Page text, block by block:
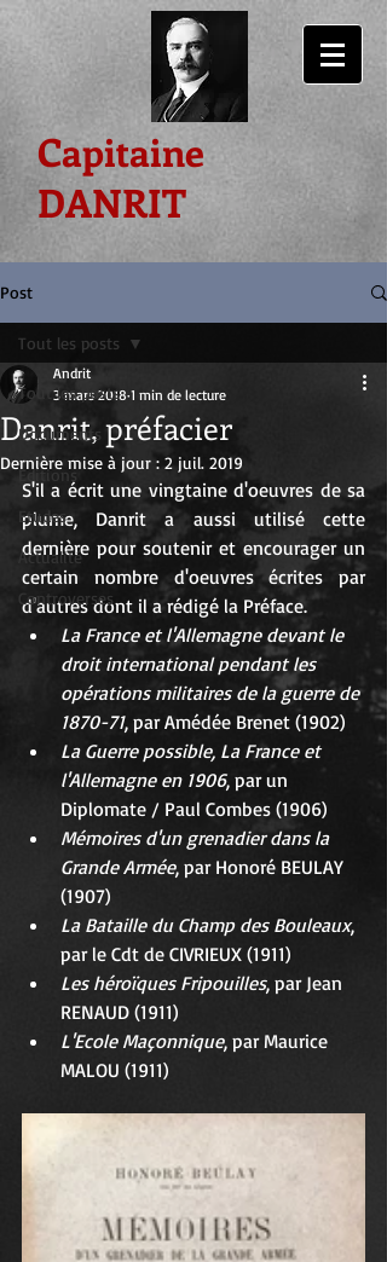
Capitaine
DANRIT
Post
Tout les posts
Documents
Editions
Etudes
Actualité
Controverses
Tout les posts
Danrit, préfacier
Andrit
3 mars 2018 1 min de lecture
Dernière mise à jour : 2 juil. 2019
S'il a écrit une vingtaine d'oeuvres de sa
plume, Danrit a aussi utilisé cette
dernière pour soutenir et encourager un
certain nombre d'oeuvres écrites par
d'autres dont il a rédigé la Préface.
La France et l'Allemagne devant le
droit international pendant les
opérations militaires de la guerre de
1870-71, par Amédée Brenet (1902)
La Guerre possible, La France et
l'Allemagne en 1906, par un
Diplomate / Paul Combes (1906)
Mémoires d'un grenadier dans la
Grande Armée, par Honoré BEULAY
(1907)
La Bataille du Champ des Bouleaux,
par le Cdt de CIVRIEUX (1911)
Les héroïques Fripouilles, par Jean
RENAUD (1911)
L'Ecole Maçonnique, par Maurice
MALOU (1911)